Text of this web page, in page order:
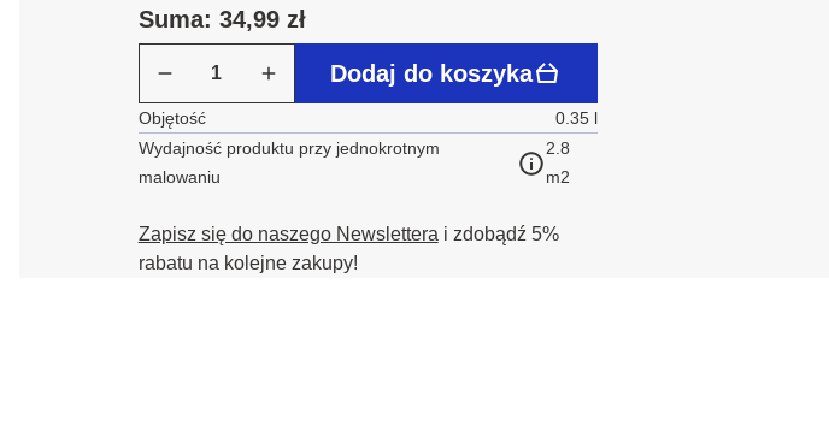
Suma: 34,99 zł
Dodaj do koszyka
Objętość
0.35 l
Wydajność produktu przy jednokrotnym
malowaniu
2.8
m2
Zapisz się do naszego Newslettera i zdobądź 5%
rabatu na kolejne zakupy!